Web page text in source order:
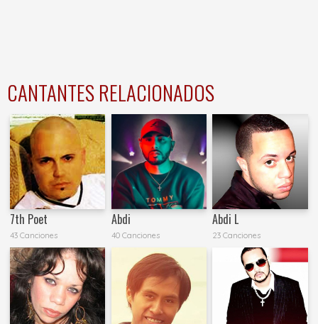
CANTANTES RELACIONADOS
7th Poet
43 Canciones
Abdi
40 Canciones
Abdi L
23 Canciones